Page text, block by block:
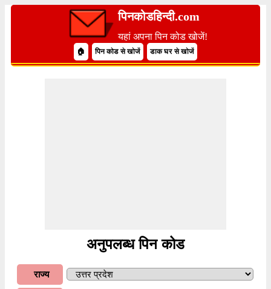
पिनकोडहिन्दी.com
यहां अपना पिन कोड खोजें!
🏠 पिन कोड से खोजें डाक घर से खोजें
अनुपलब्ध पिन कोड
राज्य